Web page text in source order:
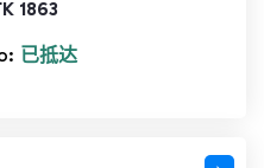
1863
已抵达